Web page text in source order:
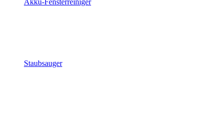
Akku-Fensterreiniger
Staubsauger